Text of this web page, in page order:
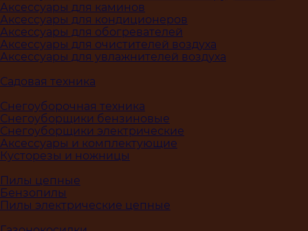
Аксессуары для каминов
Аксессуары для кондиционеров
Аксессуары для обогревателей
Аксессуары для очистителей воздуха
Аксессуары для увлажнителей воздуха
Садовая техника
Снегоуборочная техника
Снегоуборщики бензиновые
Снегоуборщики электрические
Аксессуары и комплектующие
Кусторезы и ножницы
Пилы цепные
Бензопилы
Пилы электрические цепные